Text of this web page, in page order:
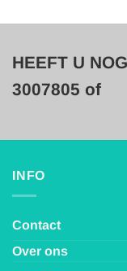
HEEFT U
3007805 of
INFO
Contact
Over ons